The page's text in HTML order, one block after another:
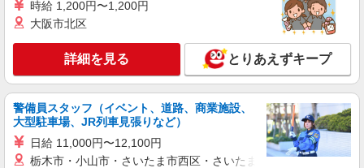
+゜
紹介予定派遣
株式会社シエロ
携帯販売スタッフ【au】
月給273200円 ※残業手当別途支給 ※研修期間
6か月・時給1550円〜 ★交通費別途支給（規定あ
り） ゜+゜・。○。・゜+゜・。○。・゜+゜ 入社
祝い金10万円支給(規定有) お友達を紹介頂くと, イ
ンセンティブ支給(規定有) ゜・。○。・゜+゜・。
○。・゜+゜
愛知県名古屋市港区の家電量販店
キープ 詳細を見る
時給 1,200円〜1,200円
大阪市北区
詳細を見る とりあえずキープ
警備員スタッフ（イベント、道路、商業施設、
大型駐車場、JR列車見張りなど）
日給 11,000円〜12,100円
栃木市・小山市・さいたま市西区・さいたま市岩槻区・久喜市・